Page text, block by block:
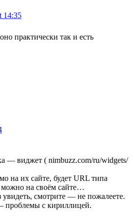
14:35
практически так и есть
— виджет ( nimbuzz.com/ru/widgets/
на их сайте, будет URL типа
можно на своём сайте…
смотрите — не пожалеете.
проблемы с кириллицей.